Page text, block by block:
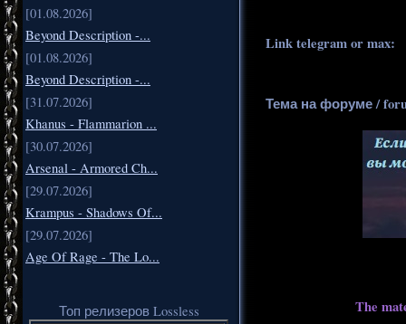
[01.08.2026]
Beyond Description -...
[01.08.2026]
Beyond Description -...
[31.07.2026]
Khanus - Flammarion ...
[30.07.2026]
Arsenal - Armored Ch...
[29.07.2026]
Krampus - Shadows Of...
[29.07.2026]
Age Of Rage - The Lo...
Топ релизеров Lossless
Link telegram or max:
Тема на форуме /
The